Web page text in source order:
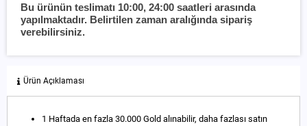
Bu ürünün teslimatı 10:00, 24:00 saatleri arasında
yapılmaktadır. Belirtilen zaman aralığında sipariş
verebilirsiniz.
Ürün Açıklaması
1 Haftada en fazla 30.000 Gold alınabilir, daha fazlası satın